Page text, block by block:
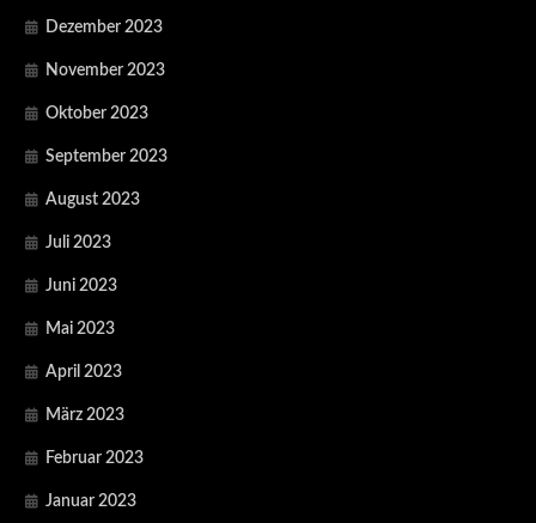
Dezember 2023
November 2023
Oktober 2023
September 2023
August 2023
Juli 2023
Juni 2023
Mai 2023
April 2023
März 2023
Februar 2023
Januar 2023